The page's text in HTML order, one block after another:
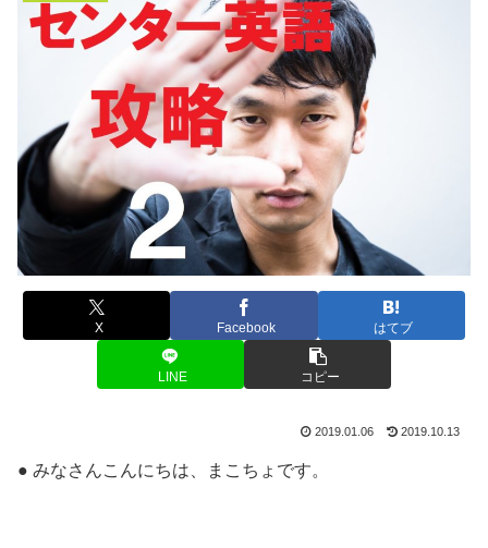
X Facebook はてブ
LINE コピー
2019.01.06 2019.10.13
● みなさんこんにちは、まこちょです。